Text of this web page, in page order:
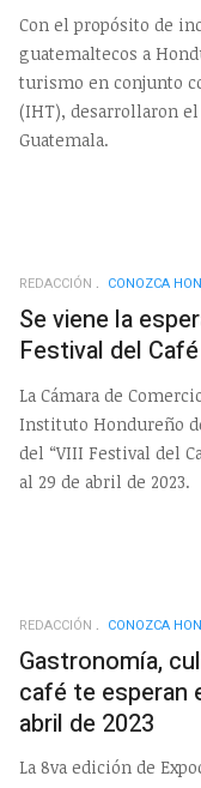
Con el propósito de
guatemaltecos a
turismo en conjunto
(IHT), desarrollaron el
Guatemala.
REDACCIÓN CONOZCA
Se viene la
Festival del
La Cámara de
Instituto Hondureño
del “VIII Festival del
al 29 de abril de 2023.
REDACCIÓN CONOZCA
Gastronomía,
café te esperan
abril de 2023
La 8va edición de